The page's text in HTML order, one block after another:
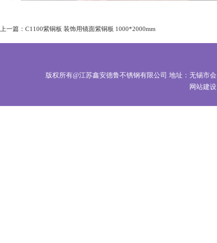
上一篇：C1100紫铜板 装饰用镜面紫铜板 1000*2000mm
版权所有@江苏鑫安德鲁不锈钢有限公司 地址：无锡市
网站建